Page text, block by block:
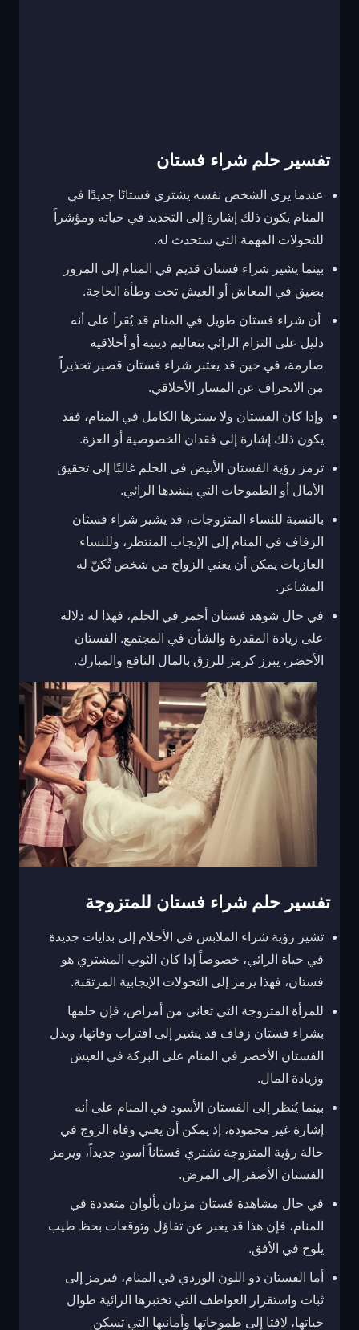
تفسير حلم شراء فستان
عندما يرى الشخص نفسه يشتري فستانًا جديدًا في
المنام يكون ذلك إشارة إلى التجديد في حياته ومؤشراً
للتحولات المهمة التي ستحدث له.
بينما يشير شراء فستان قديم في المنام إلى المرور
بضيق في المعاش أو العيش تحت وطأة الحاجة.
أن شراء فستان طويل في المنام قد يُقرأ على أنه
دليل على التزام الرائي بتعاليم دينية أو أخلاقية
صارمة، في حين قد يعتبر شراء فستان قصير تحذيراً
من الانحراف عن المسار الأخلاقي.
وإذا كان الفستان ولا يسترها الكامل في المنام، فقد
يكون ذلك إشارة إلى فقدان الخصوصية أو العزة.
ترمز رؤية الفستان الأبيض في الحلم غالبًا إلى تحقيق
الأمال أو الطموحات التي ينشدها الرائي.
بالنسبة للنساء المتزوجات، قد يشير شراء فستان
الزفاف في المنام إلى الإنجاب المنتظر، وللنساء
العازبات يمكن أن يعني الزواج من شخص تُكنّ له
المشاعر.
في حال شوهد فستان أحمر في الحلم، فهذا له دلالة
على زيادة المقدرة والشأن في المجتمع. الفستان
الأخضر، يبرز كرمز للرزق بالمال النافع والمبارك.
تفسير حلم شراء فستان للمتزوجة
تشير رؤية شراء الملابس في الأحلام إلى بدايات جديدة
في حياة الرائي، خصوصاً إذا كان الثوب المشتري هو
فستان، فهذا يرمز إلى التحولات الإيجابية المرتقبة.
للمرأة المتزوجة التي تعاني من أمراض، فإن حلمها
بشراء فستان زفاف قد يشير إلى اقتراب وفاتها، ويدل
الفستان الأخضر في المنام على البركة في العيش
وزيادة المال.
بينما يُنظر إلى الفستان الأسود في المنام على أنه
إشارة غير محمودة، إذ يمكن أن يعني وفاة الزوج في
حالة رؤية المتزوجة تشتري فستاناً أسود جديداً، ويرمز
الفستان الأصفر إلى المرض.
في حال مشاهدة فستان مزدان بألوان متعددة في
المنام، فإن هذا قد يعبر عن تفاؤل وتوقعات بحظ طيب
يلوح في الأفق.
أما الفستان ذو اللون الوردي في المنام، فيرمز إلى
ثبات واستقرار العواطف التي تختبرها الرائية طوال
حياتها، لافتا إلى طموحاتها وأمانيها التي تسكن